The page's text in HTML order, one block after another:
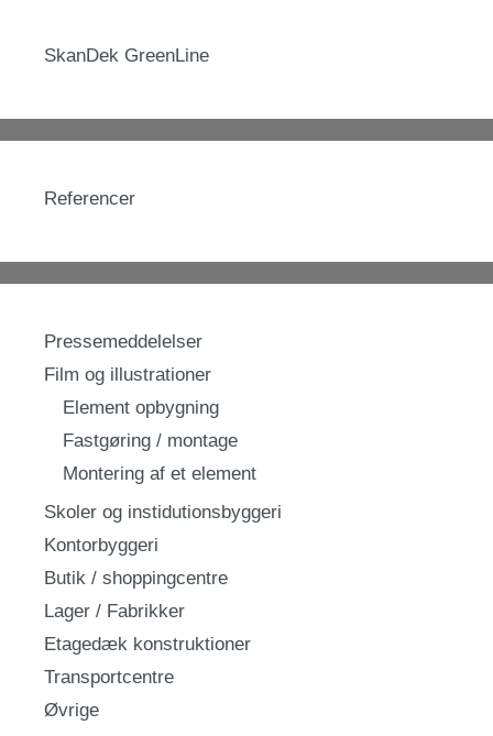
SkanDek GreenLine
Referencer
Pressemeddelelser
Film og illustrationer
Element opbygning
Fastgøring / montage
Montering af et element
Skoler og instidutionsbyggeri
Kontorbyggeri
Butik / shoppingcentre
Lager / Fabrikker
Etagedæk konstruktioner
Transportcentre
Øvrige